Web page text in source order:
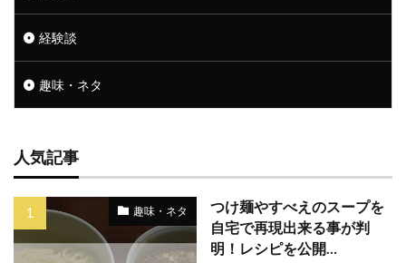
経験談
趣味・ネタ
人気記事
趣味・ネタ
つけ麺やすべえのスープを
自宅で再現出来る事が判
明！レシピを公開…